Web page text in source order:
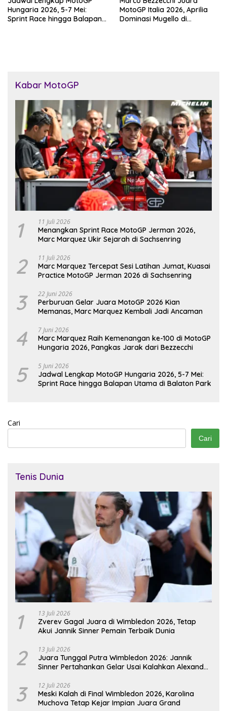
Hungaria 2026, 5-7 Mei:
Sprint Race hingga Balapan
MotoGP Italia 2026, Aprilia
Dominasi Mugello di
Kabar MotoGP
1 11 Juli 2026
Menangkan Sprint Race MotoGP Jerman 2026,
Marc Marquez Ukir Sejarah di Sachsenring
2 11 Juli 2026
Marc Marquez Tercepat Sesi Latihan Jumat, Kuasai
Practice MotoGP Jerman 2026 di Sachsenring
3 22 Juni 2026
Perburuan Gelar Juara MotoGP 2026 Kian
Memanas, Marc Marquez Kembali Jadi Ancaman
4 7 Juni 2026
Marc Marquez Raih Kemenangan ke-100 di MotoGP
Hungaria 2026, Pangkas Jarak dari Bezzecchi
5 5 Juni 2026
Jadwal Lengkap MotoGP Hungaria 2026, 5-7 Mei:
Sprint Race hingga Balapan Utama di Balaton Park
Cari
Cari
Tenis Dunia
1 13 Juli 2026
Zverev Gagal Juara di Wimbledon 2026, Tetap
Akui Jannik Sinner Pemain Terbaik Dunia
2 13 Juli 2026
Juara Tunggal Putra Wimbledon 2026: Jannik
Sinner Pertahankan Gelar Usai Kalahkan Alexander
3 12 Juli 2026
Meski Kalah di Final Wimbledon 2026, Karolina
Muchova Tetap Kejar Impian Juara Grand